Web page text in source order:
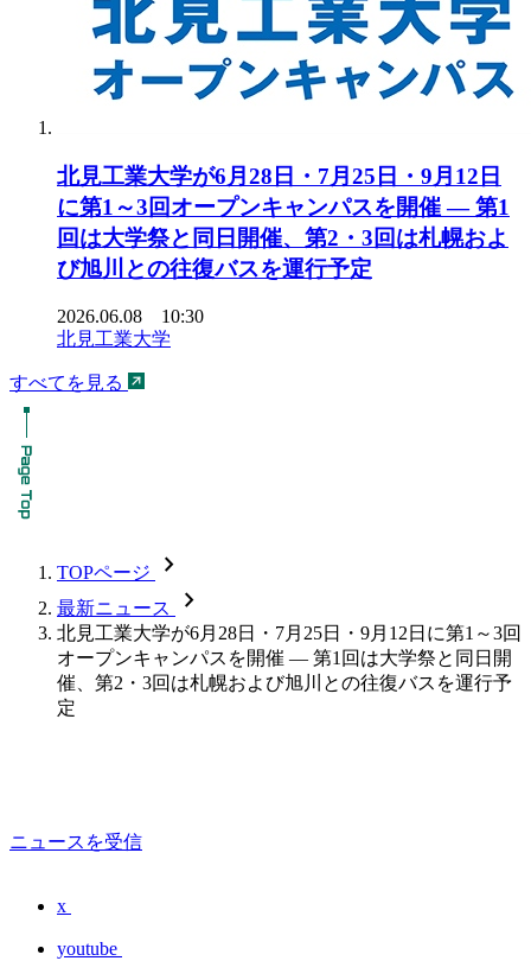
北見工業大学が6月28日・7月25日・9月12日
に第1～3回オープンキャンパスを開催 ― 第1
回は大学祭と同日開催、第2・3回は札幌およ
び旭川との往復バスを運行予定
2026.06.08 10:30
北見工業大学
すべてを見る
TOPページ chevron_forward
最新ニュース chevron_forward
北見工業大学が6月28日・7月25日・9月12日に第1～3回
オープンキャンパスを開催 ― 第1回は大学祭と同日開
催、第2・3回は札幌および旭川との往復バスを運行予
定
ニュースを受信
x
youtube